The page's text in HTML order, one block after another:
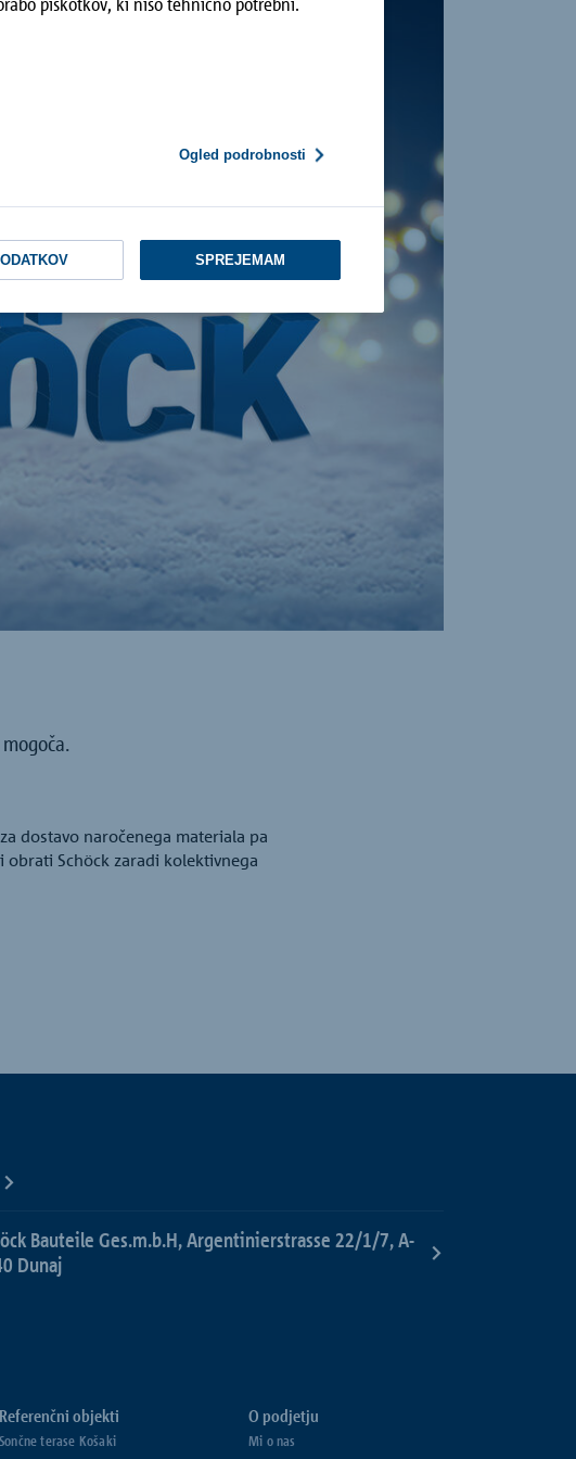
Ogled podrobnosti
SPREJEMAM
dostavo naročenega materiala pa
obrati Schöck zaradi kolektivnega
Bauteile Ges.m.b.H, Argentinierstrasse 22/1/7, A-
Dunaj
Referenčni objekti
Sončne terase Košaki
O podjetju
Mi o nas